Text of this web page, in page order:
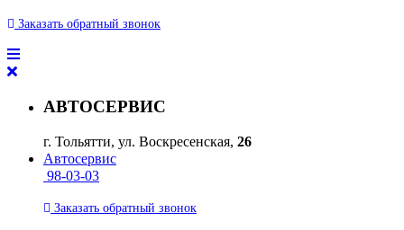
Заказать обратный звонок
АВТОСЕРВИС
г. Тольятти, ул. Воскресенская, 26
Автосервис
98-03-03
Заказать обратный звонок